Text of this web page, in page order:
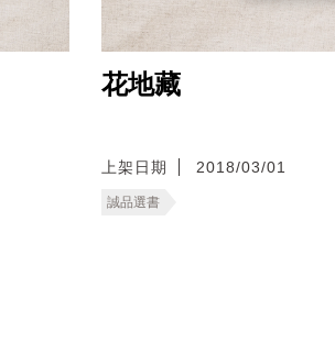
花地藏
上架日期 2018/03/01
誠品選書